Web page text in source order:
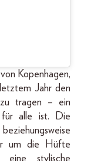
Kopenhagen,
Jahr den
tragen – ein
für alle ist. Die
um die Hüfte
eine stylische